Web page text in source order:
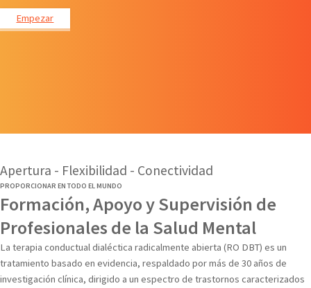
Empezar
Apertura - Flexibilidad - Conectividad
PROPORCIONAR EN TODO EL MUNDO
Formación, Apoyo y Supervisión de
Profesionales de la Salud Mental
La terapia conductual dialéctica radicalmente abierta (RO DBT) es un
tratamiento basado en evidencia, respaldado por más de 30 años de
investigación clínica, dirigido a un espectro de trastornos caracterizados